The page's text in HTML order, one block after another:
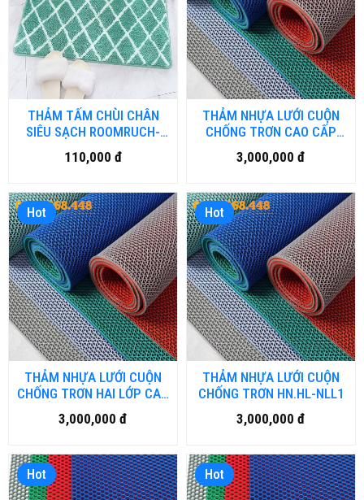
THẢM TẤM CHÙI CHÂN
SIÊU SẠCH ROOMRUCH-
HÌNH THOI
110,000 đ
THẢM NHỰA LƯỚI CUỘN
CHỐNG TRƠN CAO CẤP
TẠI HÀ NỘI
3,000,000 đ
Hot
THẢM NHỰA LƯỚI CUỘN
CHỐNG TRƠN HAI LỚP CAO
CẤP TẠI THANH HÓA
3,000,000 đ
Hot
THẢM NHỰA LƯỚI CUỘN
CHỐNG TRƠN HN.HL-NLL1
3,000,000 đ
Hot Hot